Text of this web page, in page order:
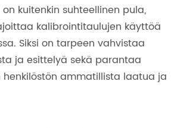
kuitenkin suhteellinen pula,
kalibrointitaulujen käyttöä
Siksi on tarpeen vahvistaa
ja esittelyä sekä parantaa
henkilöstön ammatillista laatua ja